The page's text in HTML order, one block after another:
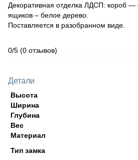
Декоративная отделка ЛДСП: короб
ящиков – белое дерево.
Поставляется в разобранном виде.
0/5 (0 отзывов)
Детали
Высота
Ширина
Глубина
Вес
Материал
Тип замка